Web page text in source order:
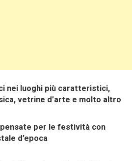
nei luoghi più caratteristici,
vetrine d’arte e molto altro
pensate per le festività con
d’epoca